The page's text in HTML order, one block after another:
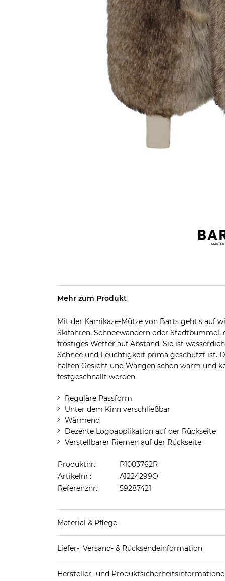
Mehr zum Produkt
Mit der Kamikaze-Mütze von Barts geht's auf
Skifahren, Schneewandern oder
frostiges Wetter auf Abstand. Sie ist
Schnee und Feuchtigkeit prima geschützt ist.
halten Gesicht und Wangen schön warm und
festgeschnallt werden.
Reguläre Passform
Unter dem Kinn verschließbar
Wärmend
Dezente Logoapplikation auf der Rückseite
Verstellbarer Riemen auf der Rückseite
Produktnr.:
P1003762R
Artikelnr.:
A1224299O
Referenznr.:
59287421
Material & Pflege
Futter: 80% Polyamid, 20% Polyester
Pflegekennzeichnung:
Liefer-, Versand- & Rücksendeinformation
Hersteller- und